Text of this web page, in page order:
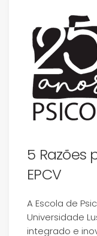
5 Razões
EPCV
A Escola de
Universidade
integrado e